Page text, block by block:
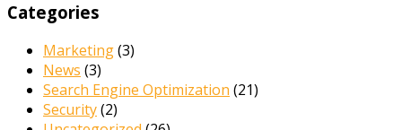
Categories
Marketing(3)
News (3)
Search Engine Optimization (21)
Security(2)